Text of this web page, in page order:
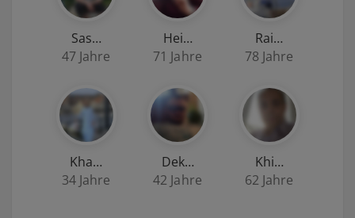
Sas…
47 Jahre
Hei…
71 Jahre
Rai…
78 Jahre
Kha…
34 Jahre
Dek…
42 Jahre
Khi…
62 Jahre